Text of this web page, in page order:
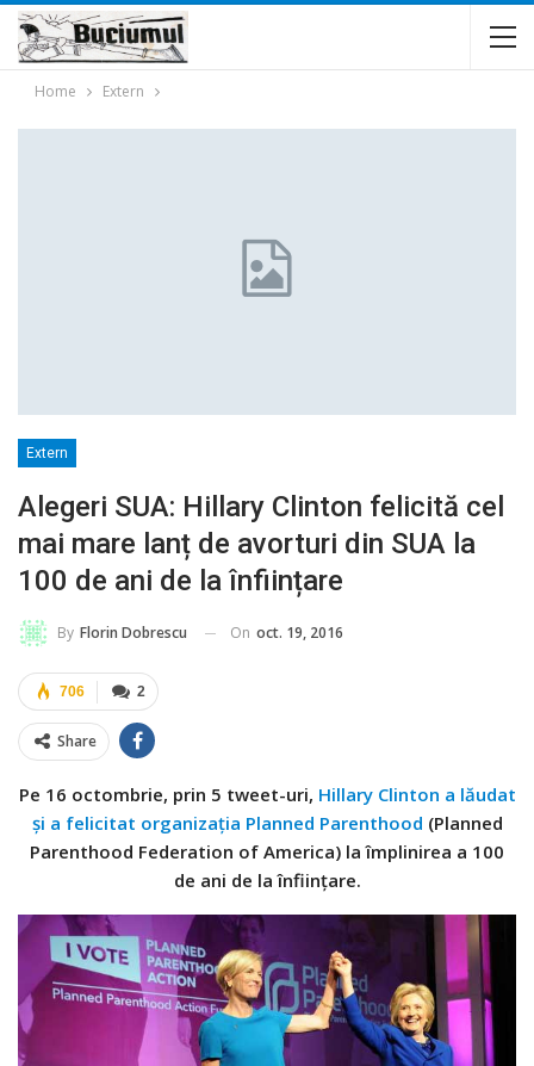
Home Extern
Extern
Alegeri SUA: Hillary Clinton felicită cel
mai mare lanț de avorturi din SUA la
100 de ani de la înființare
By Florin Dobrescu On oct. 19, 2016
2
706
Share
Pe 16 octombrie, prin 5 tweet-uri, Hillary Clinton a lăudat
și a felicitat organizația Planned Parenthood (Planned
Parenthood Federation of America) la împlinirea a 100
de ani de la înființare.